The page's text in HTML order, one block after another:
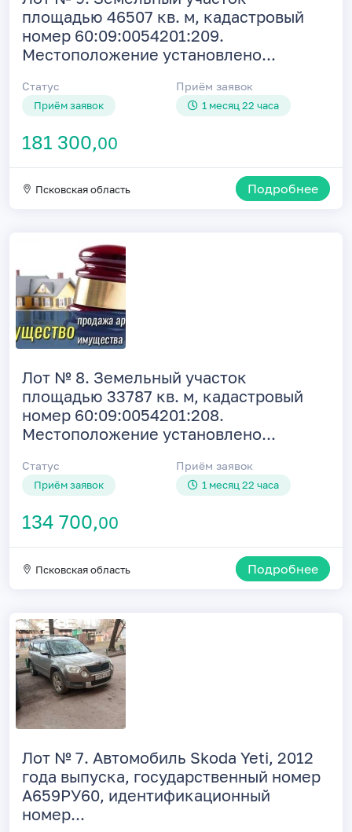
площадью 46507 кв. м, кадастровый
номер 60:09:0054201:209.
Местоположение установлено...
Статус
Приём заявок
Приём заявок
1 месяц 22 часа
181 300,00
Псковская область Подробнее
Лот № 8. Земельный участок
площадью 33787 кв. м, кадастровый
номер 60:09:0054201:208.
Местоположение установлено...
Статус
Приём заявок
Приём заявок
1 месяц 22 часа
134 700,00
Псковская область Подробнее
Лот № 7. Автомобиль Skoda Yeti, 2012
года выпуска, государственный номер
А659РУ60, идентификационный
номер...